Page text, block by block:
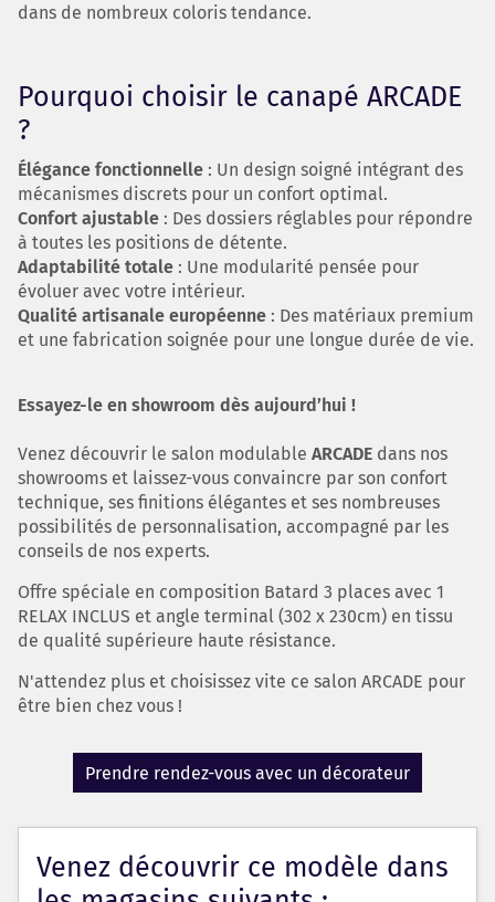
dans de nombreux coloris tendance.
Pourquoi choisir le canapé ARCADE
?
Élégance fonctionnelle : Un design soigné intégrant des
mécanismes discrets pour un confort optimal.
Confort ajustable : Des dossiers réglables pour répondre
à toutes les positions de détente.
Adaptabilité totale : Une modularité pensée pour
évoluer avec votre intérieur.
Qualité artisanale européenne : Des matériaux premium
et une fabrication soignée pour une longue durée de vie.
Essayez-le en showroom dès aujourd’hui !
Venez découvrir le salon modulable ARCADE dans nos
showrooms et laissez-vous convaincre par son confort
technique, ses finitions élégantes et ses nombreuses
possibilités de personnalisation, accompagné par les
conseils de nos experts.
Offre spéciale en composition Batard 3 places avec 1
RELAX INCLUS et angle terminal (302 x 230cm) en tissu
de qualité supérieure haute résistance.
N'attendez plus et choisissez vite ce salon ARCADE pour
être bien chez vous !
Prendre rendez-vous avec un décorateur
Venez découvrir ce modèle dans